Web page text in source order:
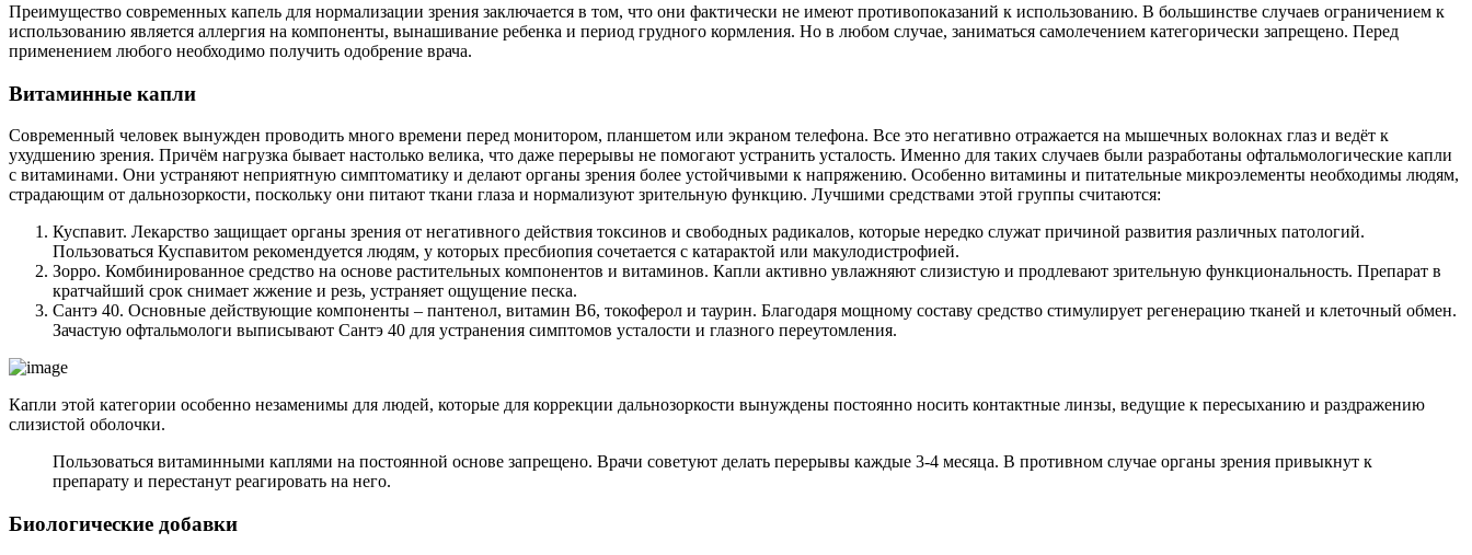
Преимущество современных капель для нормализации зрения заключается в том, что они фактически не имеют противопоказаний к использованию. В большинстве случаев ограничением к
использованию является аллергия на компоненты, вынашивание ребенка и период грудного кормления. Но в любом случае, заниматься самолечением категорически запрещено. Перед
применением любого необходимо получить одобрение врача.
Витаминные капли
Современный человек вынужден проводить много времени перед монитором, планшетом или экраном телефона. Все это негативно отражается на мышечных волокнах глаз и ведёт к
ухудшению зрения. Причём нагрузка бывает настолько велика, что даже перерывы не помогают устранить усталость. Именно для таких случаев были разработаны офтальмологические капли
с витаминами. Они устраняют неприятную симптоматику и делают органы зрения более устойчивыми к напряжению. Особенно витамины и питательные микроэлементы необходимы людям,
страдающим от дальнозоркости, поскольку они питают ткани глаза и нормализуют зрительную функцию. Лучшими средствами этой группы считаются:
Куспавит. Лекарство защищает органы зрения от негативного действия токсинов и свободных радикалов, которые нередко служат причиной развития различных патологий.
Пользоваться Куспавитом рекомендуется людям, у которых пресбиопия сочетается с катарактой или макулодистрофией.
Зорро. Комбинированное средство на основе растительных компонентов и витаминов. Капли активно увлажняют слизистую и продлевают зрительную функциональность. Препарат в
кратчайший срок снимает жжение и резь, устраняет ощущение песка.
Сантэ 40. Основные действующие компоненты – пантенол, витамин B6, токоферол и таурин. Благодаря мощному составу средство стимулирует регенерацию тканей и клеточный обмен.
Зачастую офтальмологи выписывают Сантэ 40 для устранения симптомов усталости и глазного переутомления.
Капли этой категории особенно незаменимы для людей, которые для коррекции дальнозоркости вынуждены постоянно носить контактные линзы, ведущие к пересыханию и раздражению
слизистой оболочки.
Пользоваться витаминными каплями на постоянной основе запрещено. Врачи советуют делать перерывы каждые 3-4 месяца. В противном случае органы зрения привыкнут к
препарату и перестанут реагировать на него.
Биологические добавки